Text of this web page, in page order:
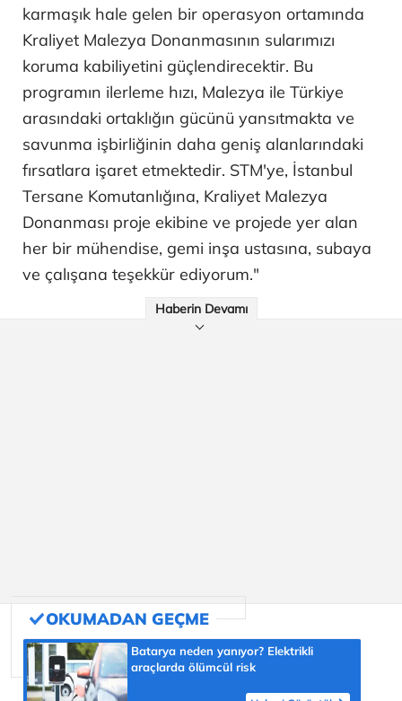
karmaşık hale gelen bir operasyon ortamında
Kraliyet Malezya Donanmasının sularımızı
koruma kabiliyetini güçlendirecektir. Bu
programın ilerleme hızı, Malezya ile Türkiye
arasındaki ortaklığın gücünü yansıtmakta ve
savunma işbirliğinin daha geniş alanlarındaki
fırsatlara işaret etmektedir. STM'ye, İstanbul
Tersane Komutanlığına, Kraliyet Malezya
Donanması proje ekibine ve projede yer alan
her bir mühendise, gemi inşa ustasına, subaya
ve çalışana teşekkür ediyorum."
Haberin Devamı
Batarya neden yanıyor? Elektrikli
araçlarda ölümcül risk